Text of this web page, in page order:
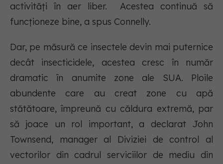
activități în aer liber. Acestea continuă să
funcționeze bine, a spus Connelly.
Dar, pe măsură ce insectele devin mai puternice
decât insecticidele, acestea cresc în număr
dramatic în anumite zone ale SUA. Ploile
abundente care au creat zone cu apă
stătătoare, împreună cu căldura extremă, par
să joace un rol important, a declarat John
Townsend, manager al Diviziei de control al
vectorilor din cadrul serviciilor de mediu din